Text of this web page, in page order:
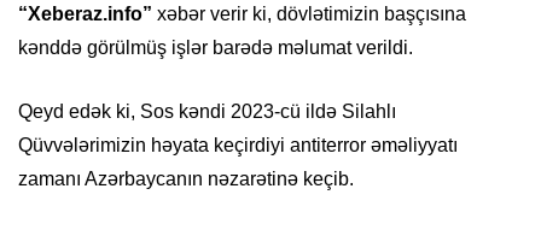
“Xeberaz.info” xəbər verir ki, dövlətimizin başçısına
kənddə görülmüş işlər barədə məlumat verildi.
Qeyd edək ki, Sos kəndi 2023-cü ildə Silahlı
Qüvvələrimizin həyata keçirdiyi antiterror əməliyyatı
zamanı Azərbaycanın nəzarətinə keçib.